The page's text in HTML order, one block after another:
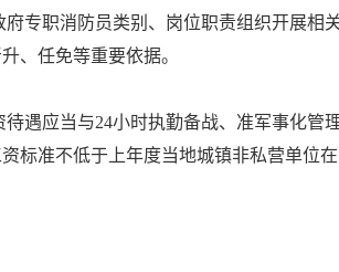
专职消防员类别、岗位职责组织开展相
、任免等重要依据。
待遇应当与24小时执勤备战、准军事化管
资标准不低于上年度当地城镇非私营单位在